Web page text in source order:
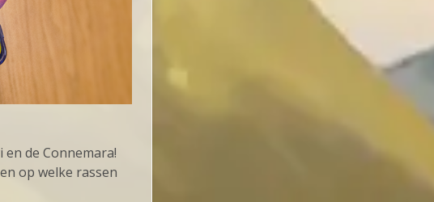
de Connemara!
op welke rassen